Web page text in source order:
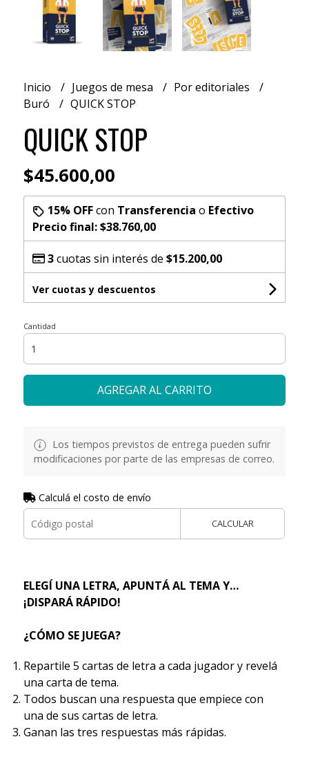
Inicio Juegos de mesa
Por editoriales
Buró
QUICK STOP
QUICK STOP
$45.600,00
15% OFFcon Transferencia o Efectivo
Precio final:$38.760,00
3cuotas sin interés de $15.200,00
Ver cuotas y descuentos
Cantidad
AGREGAR AL CARRITO
Los tiempos previstos de entrega pueden sufrir
modificaciones por parte de las empresas de correo.
Calculá el costo de envío
CALCULAR
ELEGÍ UNA LETRA, APUNTÁ AL TEMA Y…
¡DISPARÁ RÁPIDO!
¿CÓMO SE JUEGA?
Repartile 5 cartas de letra a cada jugador y revelá
una carta de tema.
Todos buscan una respuesta que empiece con
una de sus cartas de letra.
Ganan las tres respuestas más rápidas.